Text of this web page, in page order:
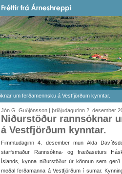
um ferðamennsku á Vestfjörðum kynntar.
Jón G. Guðjónsson | þriðjudagurinn 2. desember
Niðurstöður rannsóknar
á Vestfjörðum kynntar.
Fimmtudaginn 4. desember mun Alda
starfsmaður Rannsókna- og fræðaseturs
Íslands, kynna niðurstöður úr könnun sem gerð
meðal ferðamanna á Vestfjörðum í sumar.